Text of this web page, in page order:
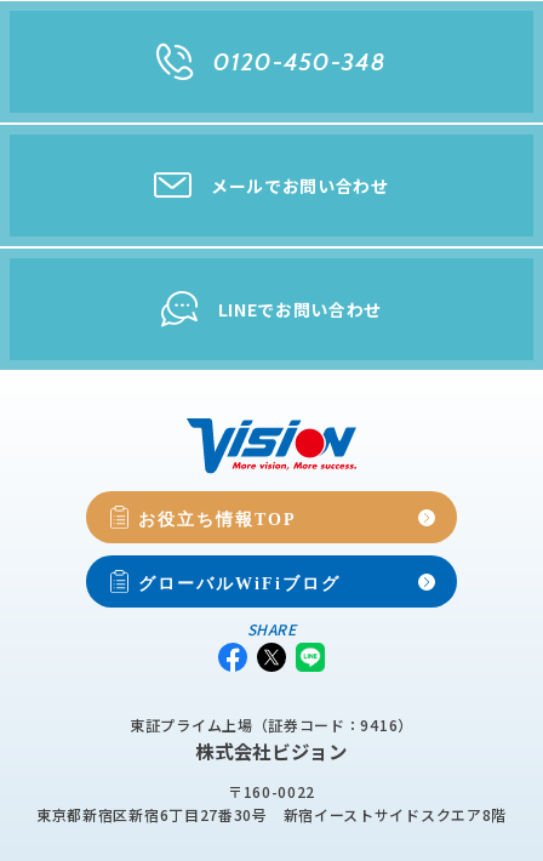
0120-450-348
メールでお問い合わせ
LINEでお問い合わせ
お役立ち情報TOP
グローバルWiFiブログ
SHARE
東証プライム上場（証券コード：9416）
株式会社ビジョン
〒160-0022
東京都新宿区新宿6丁目27番30号
新宿イーストサイドスクエア8階